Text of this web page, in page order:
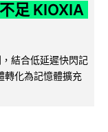
足 KIOXIA
結合低延遲快閃記
轉化為記憶體擴充